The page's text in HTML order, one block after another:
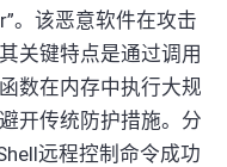
。该恶意软件在攻击
关键特点是通过调用
数在内存中执行大规
开传统防护措施。分
远程控制命令成功